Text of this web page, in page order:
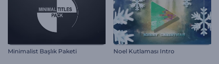
Minimalist Başlık Paketi Noel Kutlaması Intro